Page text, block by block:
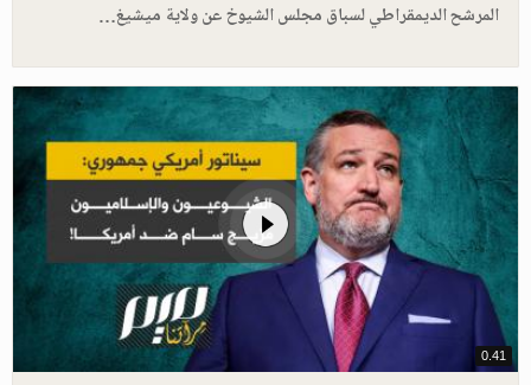
المرشح الديمقراطي لسباق مجلس الشيوخ عن ولاية ميشيغ…
0.41